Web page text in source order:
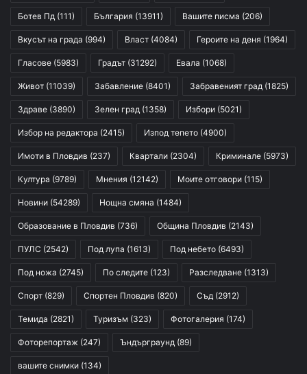
Ботев Пд (111) България (13911) Вашите писма (206)
Вкусът на града (994) Власт (4084) Героите на деня (1964)
Гласове (5983) Градът (31292) Евала (1068)
Живот (11039) Забавление (8401) Забравеният град (1825)
Здраве (3890) Зелен град (1358) Избори (5021)
Избор на редактора (2415) Изпод тепето (4900)
Имоти в Пловдив (237) Квартали (2304) Криминале (5973)
Култура (9789) Мнения (12142) Моите отговори (115)
Новини (54289) Нощна смяна (1484)
Образование в Пловдив (736) Община Пловдив (2143)
ПУЛС (2542) Под лупа (1613) Под небето (6493)
Под ножа (2745) По следите (123) Разследване (1313)
Спорт (829) Спортен Пловдив (820) Съд (2912)
Темида (2821) Туризъм (323) Фотогалерия (174)
Фоторепортаж (247) Ъндърграунд (89)
вашите снимки (134)